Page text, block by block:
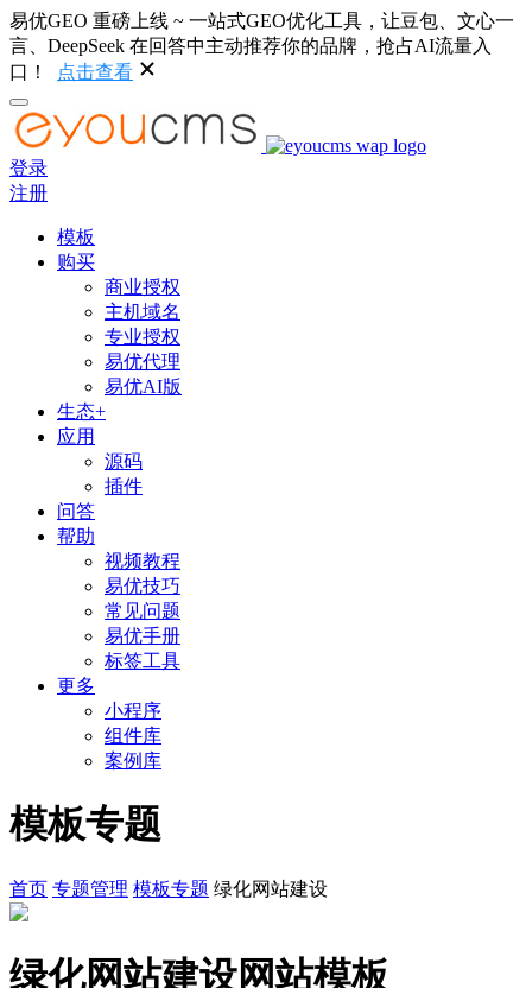
易优GEO 重磅上线 ~ 一站式GEO优化工具，让豆包、文心一
言、DeepSeek 在回答中主动推荐你的品牌，抢占AI流量入
口！
点击查看
登录
注册
模板
购买
商业授权
主机域名
专业授权
易优代理
易优AI版
生态+
应用
源码
插件
问答
帮助
视频教程
易优技巧
常见问题
易优手册
标签工具
更多
小程序
组件库
案例库
模板专题
首页 专题管理 模板专题 绿化网站建设
绿化网站建设网站模板